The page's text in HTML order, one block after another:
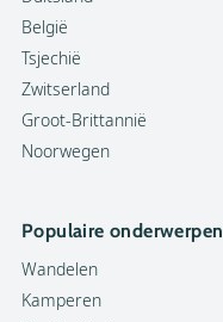
België
Tsjechië
Zwitserland
Groot-Brittannië
Noorwegen
Populaire onderwerpen
Wandelen
Kamperen